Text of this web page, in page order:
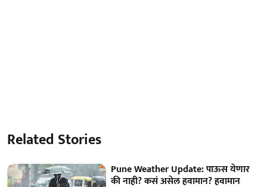
Related Stories
Pune Weather Update: पाऊस येणार
की नाही? कसं असेल हवामान? हवामान